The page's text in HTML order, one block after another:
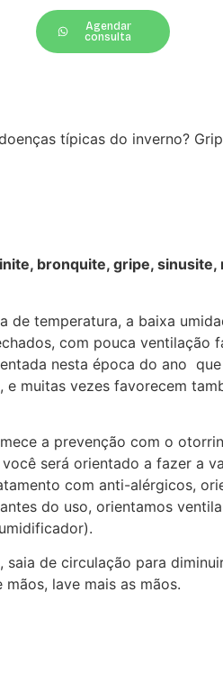
Agendar
consulta
típicas do inverno?
bronquite, gripe, sinusite,
de temperatura, a baixa
com pouca ventilação
nesta época do ano
muitas vezes favorecem
a prevenção com o
será orientado a fazer a
com anti-alérgicos,
do uso, orientamos
de circulação para
lave mais as mãos.